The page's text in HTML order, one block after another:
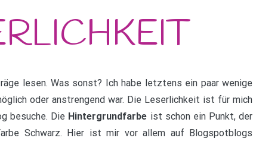
lesen. Was sonst? Ich habe letztens ein paar wenige
oder anstrengend war. Die Leserlichkeit ist für mich
besuche. Die Hintergrundfarbe ist schon ein Punkt, der
Schwarz. Hier ist mir vor allem auf Blogspotblogs